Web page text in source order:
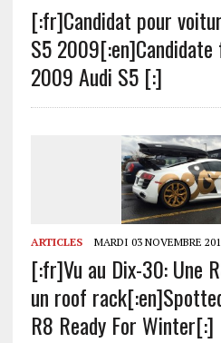
[:fr]Candidat pour
S5
2009 Audi S5 [:]
ARTICLES MARDI 03 NOVEMBRE
[:fr]Vu au Dix-30: Une
un roof
R8 Ready For Winter[:]